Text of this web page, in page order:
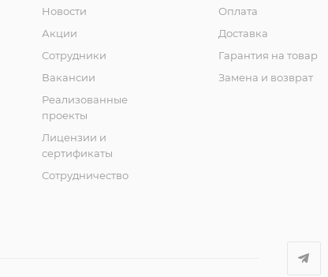
Новости
Акции
Сотрудники
Вакансии
Реализованные
проекты
Лицензии и
сертификаты
Сотрудничество
Оплата
Доставка
Гарантия на товар
Замена и возврат